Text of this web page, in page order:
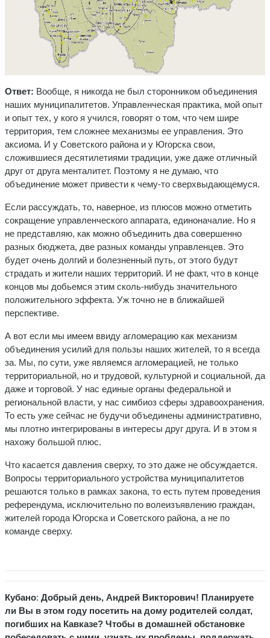
Ответ: Вообще, я никогда не был сторонником объединения
наших муниципалитетов. Управленческая практика, мой опыт
и опыт тех, у кого я учился, говорят о том, что чем шире
территория, тем сложнее механизмы ее управления. Это
аксиома. И у Советского района и у Югорска свои,
сложившиеся десятилетиями традиции, уже даже отличный
друг от друга менталитет. Поэтому я не думаю, что
объединение может привести к чему-то сверхвыдающемуся.
Если рассуждать, то, наверное, из плюсов можно отметить
сокращение управленческого аппарата, единоначалие. Но я
не представляю, как можно объединить два совершенно
разных бюджета, две разных команды управленцев. Это
будет очень долгий и болезненный путь, от этого будут
страдать и жители наших территорий. И не факт, что в конце
концов мы добьемся этим сколь-нибудь значительного
положительного эффекта. Уж точно не в ближайшей
перспективе.
А вот если мы имеем ввиду агломерацию как механизм
объединения усилий для пользы наших жителей, то я всегда
за. Мы, по сути, уже являемся агломерацией, не только
территориальной, но и трудовой, культурной и социальной, да
даже и торговой. У нас единые органы федеральной и
региональной власти, у нас симбиоз сферы здравоохранения.
То есть уже сейчас не будучи объединены административно,
мы плотно интегрированы в интересы друг друга. И в этом я
нахожу большой плюс.
Что касается давления сверху, то это даже не обсуждается.
Вопросы территориального устройства муниципалитетов
решаются только в рамках закона, то есть путем проведения
референдума, исключительно по волеизъявлению граждан,
жителей города Югорска и Советского района, а не по
команде сверху.
Кубано: Добрый день, Андрей Викторович! Планируете
ли Вы в этом году посетить на дому родителей солдат,
погибших на Кавказе? Чтобы в домашней обстановке